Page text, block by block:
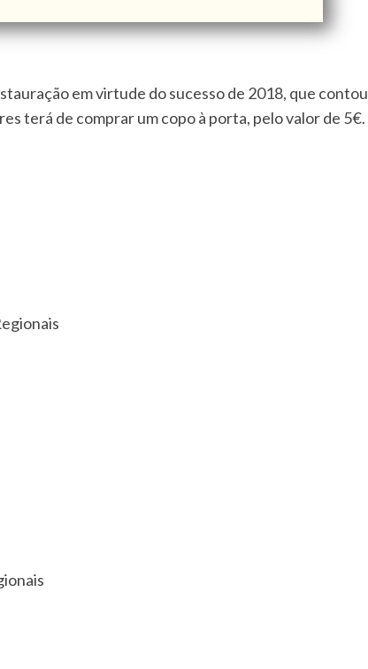
em virtude do sucesso de 2018, que
terá de comprar um copo à porta, pelo valor de 5€.